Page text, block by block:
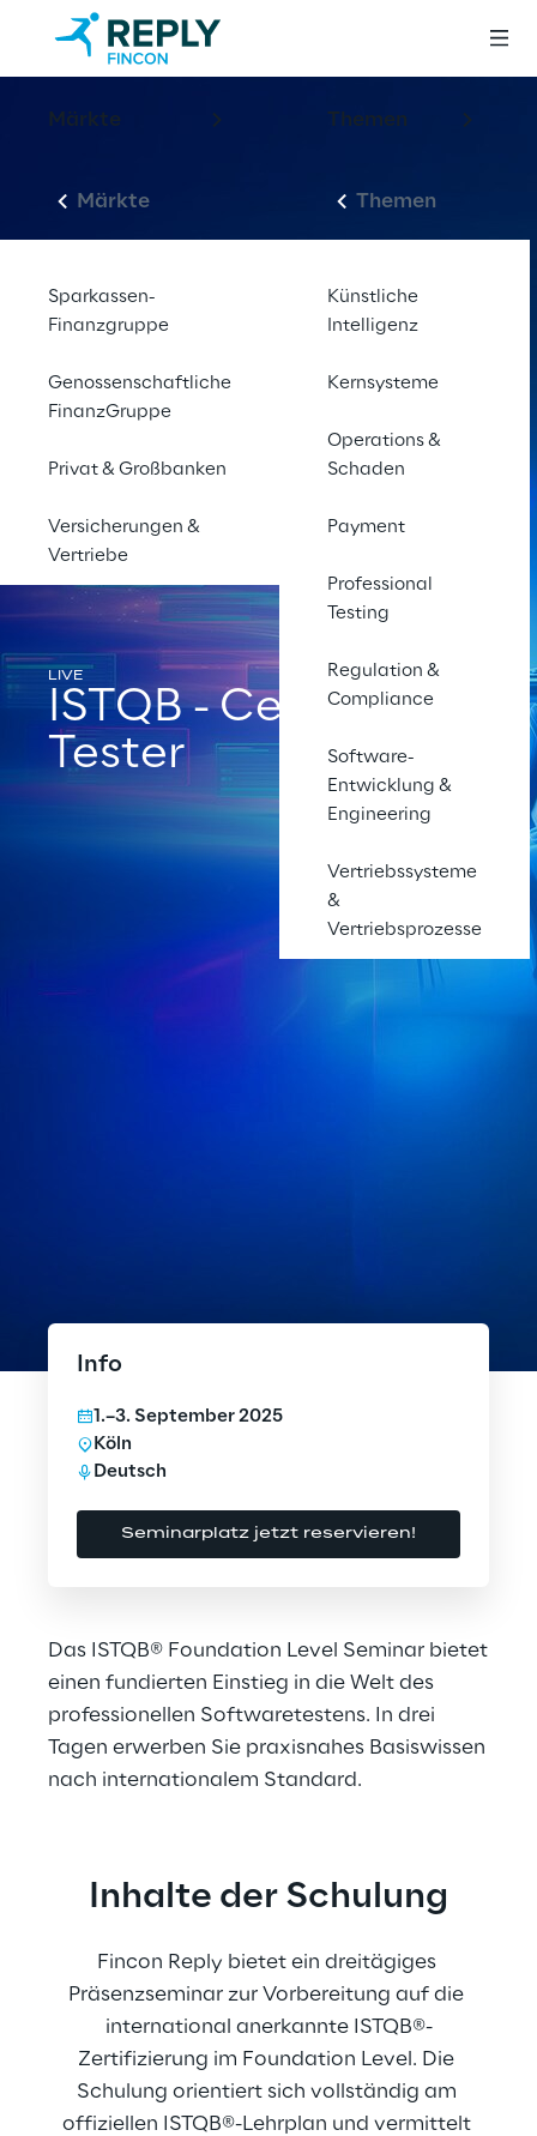
Märkte
Märkte
Sparkassen-
Finanzgruppe
Genossenschaftliche
FinanzGruppe
Privat & Großbanken
Versicherungen &
Vertriebe
Themen
Themen
Künstliche
Intelligenz
Kernsysteme
Operations &
Schaden
Payment
Professional
Testing
Regulation &
Compliance
Software-
Entwicklung &
Engineering
Vertriebssysteme
&
Vertriebsprozesse
LIVE
ISTQB - Certified
Tester
Das ISTQB® Foundation Level Seminar bietet
einen fundierten Einstieg in die Welt des
professionellen Softwaretestens. In drei
Tagen erwerben Sie praxisnahes Basiswissen
nach internationalem Standard.
Info
Seminarplatz jetzt reservieren!
1.–3. September 2025
Köln
Deutsch
Inhalte der Schulung
Fincon Reply bietet ein dreitägiges
Präsenzseminar zur Vorbereitung auf die
international anerkannte ISTQB®-
Zertifizierung im Foundation Level. Die
Schulung orientiert sich vollständig am
offiziellen ISTQB®-Lehrplan und vermittelt